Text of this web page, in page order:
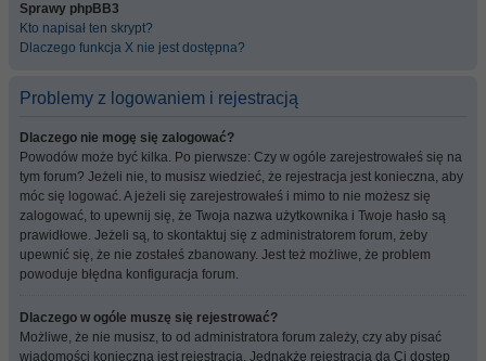
Sprawy phpBB3
Kto napisał ten skrypt?
Dlaczego funkcja X nie jest dostępna?
Problemy z logowaniem i rejestracją
Dlaczego nie mogę się zalogować?
Powodów może być kilka. Po pierwsze: Czy w ogóle zarejestrowałeś się na
tym forum? Jeżeli nie, to musisz wiedzieć, że rejestracja jest konieczna, aby
móc się logować. A jeżeli się zarejestrowałeś i mimo to nie możesz się
zalogować, to upewnij się, że Twoja nazwa użytkownika i Twoje hasło są
prawidłowe. Jeżeli są, to skontaktuj się z administratorem forum, żeby
upewnić się, że nie zostałeś zbanowany. Jest też możliwe, że problem
powoduje błędna konfiguracja forum.
Dlaczego w ogóle muszę się rejestrować?
Możliwe, że nie musisz, to od administratora forum zależy, czy aby pisać
wiadomości konieczna jest rejestracja. Jednakże rejestracja da Ci dostęp